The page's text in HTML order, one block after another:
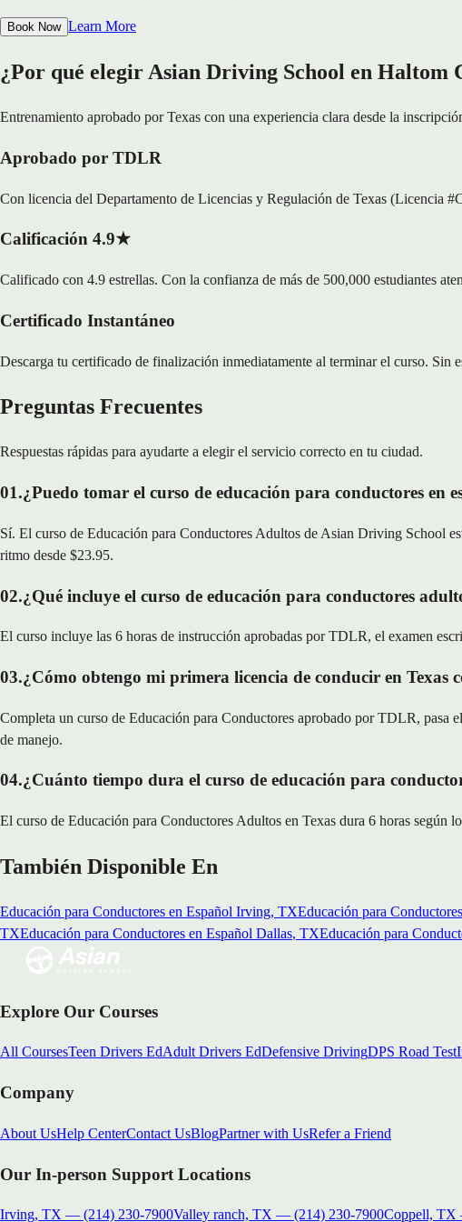
Book Now Learn More
¿Por qué elegir Asian Driving School en Haltom
Entrenamiento aprobado por Texas con una experiencia clara desde la
Aprobado por TDLR
Con licencia del Departamento de Licencias y Regulación de Texas (Licencia
Calificación 4.9★
Calificado con 4.9 estrellas. Con la confianza de más de 500,000 estudiantes
Certificado Instantáneo
Descarga tu certificado de finalización inmediatamente al terminar el curso. Sin
Preguntas Frecuentes
Respuestas rápidas para ayudarte a elegir el servicio correcto en tu ciudad.
01.¿Puedo tomar el curso de educación para conductores en
Sí. El curso de Educación para Conductores Adultos de Asian Driving School
ritmo desde $23.95.
02.¿Qué incluye el curso de educación para conductores
El curso incluye las 6 horas de instrucción aprobadas por TDLR, el examen
03.¿Cómo obtengo mi primera licencia de conducir en Texas
Completa un curso de Educación para Conductores aprobado por TDLR,
de manejo.
04.¿Cuánto tiempo dura el curso de educación para
El curso de Educación para Conductores Adultos en Texas dura 6 horas según
También Disponible En
Educación para Conductores en Español Irving, TXEducación para
TXEducación para Conductores en Español Dallas, TXEducación para
Explore Our Courses
All CoursesTeen Drivers EdAdult Drivers EdDefensive DrivingDPS Road Test
Company
About UsHelp CenterContact UsBlogPartner with UsRefer a Friend
Our In-person Support Locations
Irving, TX — (214) 230-7900Valley ranch, TX — (214) 230-7900Coppell, TX